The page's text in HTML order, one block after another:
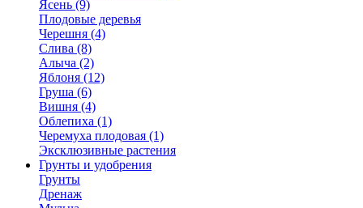
Ясень (9)
Плодовые деревья
Черешня (4)
Слива (8)
Алыча (2)
Яблоня (12)
Груша (6)
Вишня (4)
Облепиха (1)
Черемуха плодовая (1)
Эксклюзивные растения
Грунты и удобрения
Грунты
Дренаж